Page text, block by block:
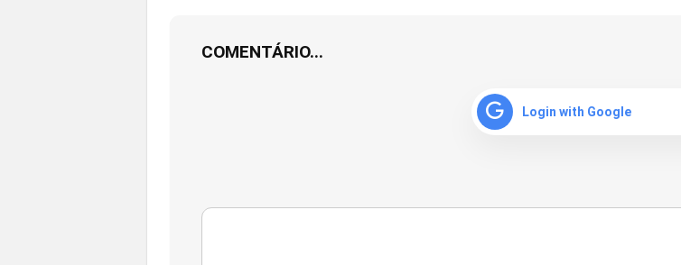
COMENTÁRIO...
Login with Google